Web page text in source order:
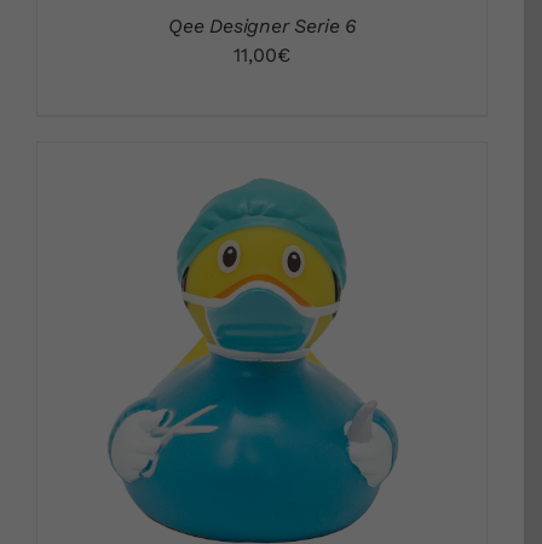
Qee Designer Serie 6
11,00€
DETALLS